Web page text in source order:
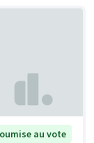
au vote